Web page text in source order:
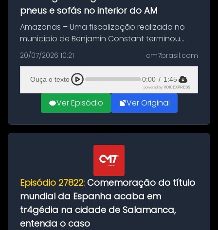
pneus e sofás no interior do AM
Amazonas – Uma fiscalização realizada no
município de Benjamin Constant terminou
com a apreensão de aproximadamente 115
quilos de entorpecentes em uma
embarcação atracada no porto da cidade. O
materia...
20/07/2026 10:21 cm7brasil.com
Ouça o texto 0:00 / 1:45
powered by VOICEXPRESS
Ver Episódio Ver Original
Episódio 27822: Comemoração do título
mundial da Espanha acaba em
tr4gédia na cidade de Salamanca,
entenda o caso